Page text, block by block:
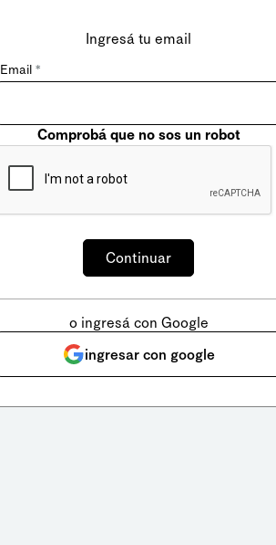
Ingresá tu email
Email *
Comprobá que no sos un robot
o ingresá con Google
ingresar con google